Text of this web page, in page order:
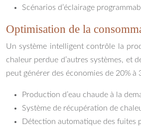
Scénarios d’éclairage
Optimisation de la
Un système intelligent contrôle la
chaleur perdue d’autres systèmes, et
peut générer des économies de 20% à
Production d’eau chaude à la
Système de récupération de
Détection automatique des fuites